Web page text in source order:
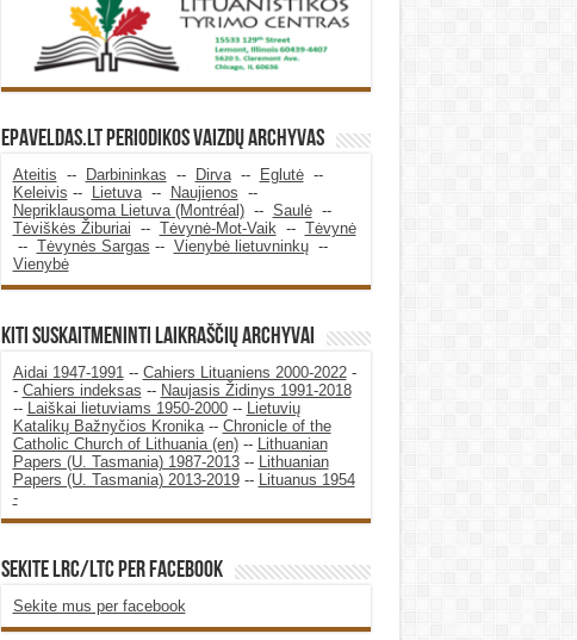
Epaveldas.LT periodikos vaizdų archyvas
Ateitis -- Darbininkas -- Dirva-- Eglutė--
Keleivis -- Lietuva-- Naujienos --
Nepriklausoma Lietuva (Montréal)-- Saulė--
Tėviškės Žiburiai -- Tėvynė-Mot-Vaik -- Tėvynė
-- Tėvynės Sargas -- Vienybė lietuvninkų--
Vienybė
KITI SUSKAITMENINTI LAIKRAŠČIŲ ARCHYVAI
Aidai 1947-1991 -- Cahiers Lituaniens 2000-2022-
- Cahiers indeksas -- Naujasis Židinys 1991-2018
-- Laiškai lietuviams 1950-2000-- Lietuvių
Katalikų Bažnyčios Kronika-- Chronicle of the
Catholic Church of Lithuania (en)-- Lithuanian
Papers (U. Tasmania) 1987-2013-- Lithuanian
Papers (U. Tasmania) 2013-2019-- Lituanus 1954
-
SEKITE LRC/LTC PER FACEBOOK
Sekite mus per facebook